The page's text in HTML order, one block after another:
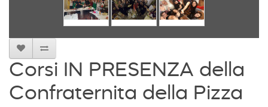
Corsi IN PRESENZA della
Confraternita della Pizza